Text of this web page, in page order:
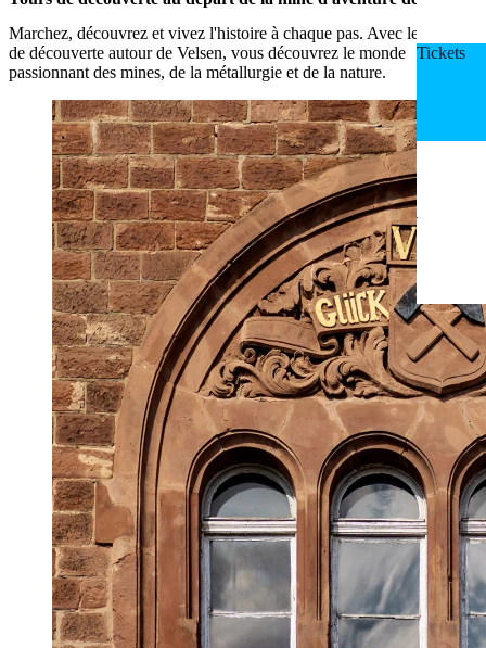
Tickets
Marchez, découvrez et vivez l'histoire à chaque pas. Avec les tours
de découverte autour de Velsen, vous découvrez le monde
passionnant des mines, de la métallurgie et de la nature.